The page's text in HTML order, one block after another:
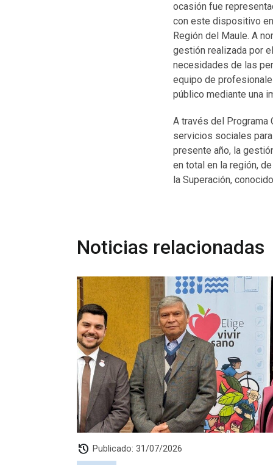
ocasión fue
con este dispositivo
Región del Maule. A
gestión realizada por
necesidades de las
equipo de
público mediante una
A través del Programa
servicios sociales
presente año, la
en total en la región,
la Superación,
Noticias relacionadas
history Publicado: 31/07/2026